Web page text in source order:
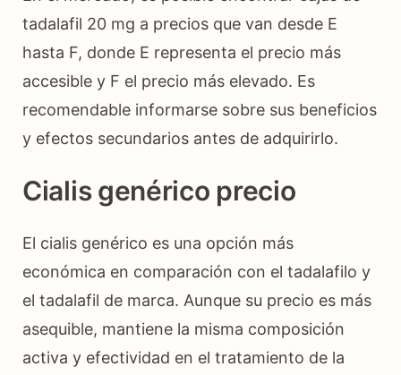
tadalafil 20 mg a precios que van desde E
hasta F, donde E representa el precio más
accesible y F el precio más elevado. Es
recomendable informarse sobre sus beneficios
y efectos secundarios antes de adquirirlo.
Cialis genérico precio
El cialis genérico es una opción más
económica en comparación con el tadalafilo y
el tadalafil de marca. Aunque su precio es más
asequible, mantiene la misma composición
activa y efectividad en el tratamiento de la